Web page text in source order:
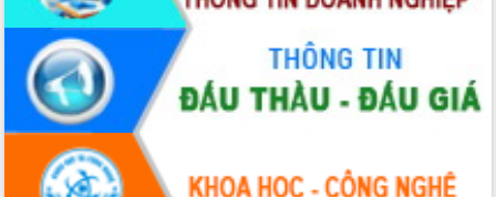
Thống nhất danh sách giới thiệu ứng
cử đại biểu Quốc hội khoá XVI và đại
biểu HĐND tỉnh Đắk Lắk, nhiệm kỳ
2026-2031
Phát động hai phong trào thi đua quan
trọng trong kỷ nguyên mới
Hội nghị lần thứ tư Ban Chỉ đạo công
tác bầu cử tỉnh Đắk Lắk